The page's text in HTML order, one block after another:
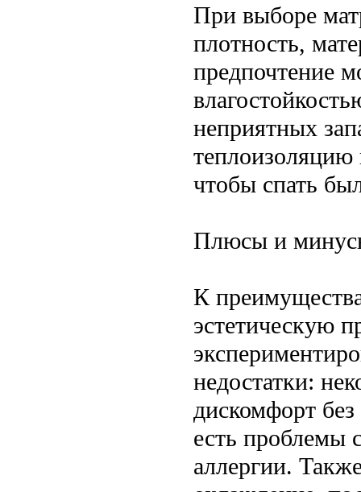
При выборе
плотность,
предпочтение
неприятных
теплоизоляцию
чтобы спать
Плюсы и
К
эстетическую
недостатки:
дискомфорт
есть проблемы
аллергии.